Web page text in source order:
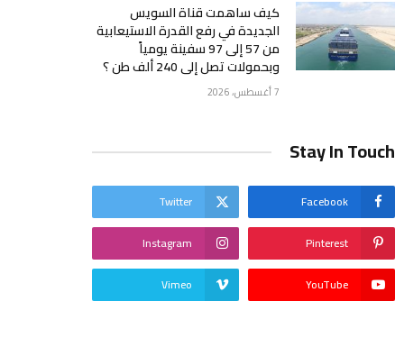
كيف ساهمت قناة السويس
الجديدة في رفع القدرة الاستيعابية
من 57 إلى 97 سفينة يومياً
وبحمولات تصل إلى 240 ألف طن ؟
7 أغسطس، 2026
Stay In Touch
Facebook
Twitter
Pinterest
Instagram
YouTube
Vimeo